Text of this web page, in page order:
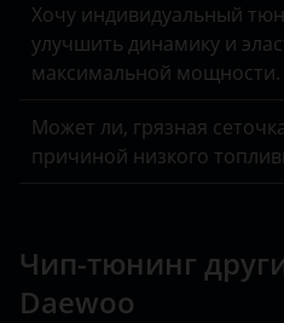
Хочу индивидуальный
улучшить динамику и
максимальной мощности.
Может ли, грязная
причиной низкого
Чип-тюнинг
Daewoo